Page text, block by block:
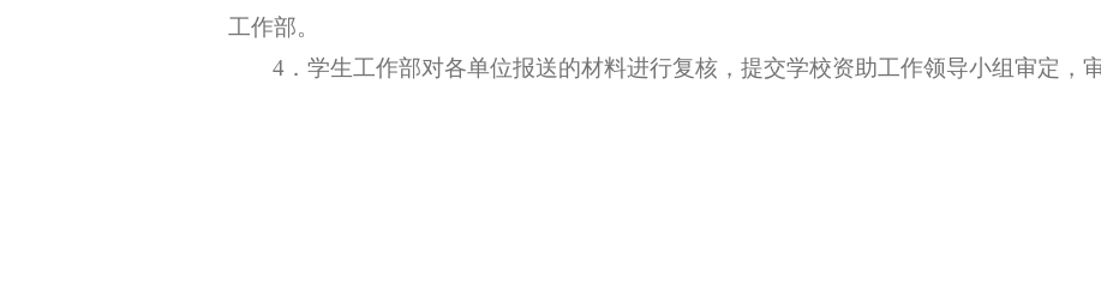
工作部。
4．学生工作部对各单位报送的材料进行复核，提交学校资助工作领导小组审定，